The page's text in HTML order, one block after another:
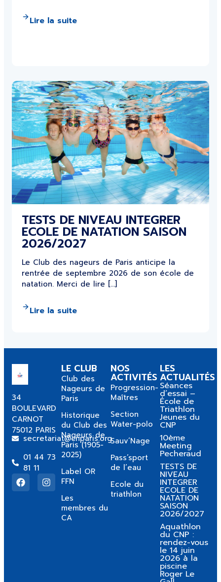
Lire la suite
TESTS DE NIVEAU INTEGRER
ECOLE DE NATATION SAISON
2026/2027
Le Club des nageurs de Paris anticipe la
rentrée de septembre 2026 de son école de
natation. Merci de lire […]
Lire la suite
34
BOULEVARD
CARNOT
75012 PARIS
secretariat@cnparis.org
01 44 73
81 11
LE CLUB
Club des
Nageurs de
Paris
Historique
du Club des
Nageurs de
Paris (1905-
2025)
Label OR
FFN
Les
membres du
CA
NOS
ACTIVITÉS
Progression-
Maîtres
Section
Water-polo
Sauv’Nage
Pass’sport
de l’eau
Ecole du
triathlon
LES
ACTUALITÉS
Séances
d’essai –
École de
Triathlon
Jeunes du
CNP
10ème
Meeting
Pecheraud
TESTS DE
NIVEAU
INTEGRER
ECOLE DE
NATATION
SAISON
2026/2027
Aquathlon
du CNP :
rendez-vous
le 14 juin
2026 à la
piscine
Roger Le